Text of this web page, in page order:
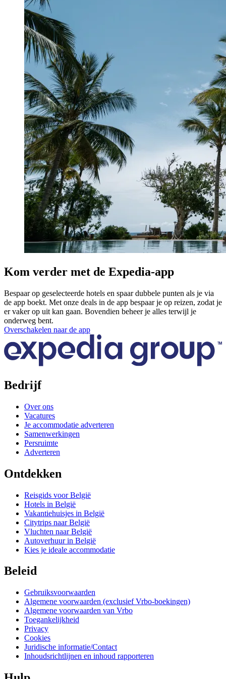
Kom verder met de Expedia-app
Bespaar op geselecteerde hotels en spaar dubbele punten als je via
de app boekt. Met onze deals in de app bespaar je op reizen, zodat je
er vaker op uit kan gaan. Bovendien beheer je alles terwijl je
onderweg bent.
Overschakelen naar de app
Bedrijf
Over ons
Vacatures
Je accommodatie adverteren
Samenwerkingen
Persruimte
Adverteren
Ontdekken
Reisgids voor België
Hotels in België
Vakantiehuisjes in België
Citytrips naar België
Vluchten naar België
Autoverhuur in België
Kies je ideale accommodatie
Beleid
Gebruiksvoorwaarden
Algemene voorwaarden (exclusief Vrbo-boekingen)
Algemene voorwaarden van Vrbo
Toegankelijkheid
Privacy
Cookies
Juridische informatie/Contact
Inhoudsrichtlijnen en inhoud rapporteren